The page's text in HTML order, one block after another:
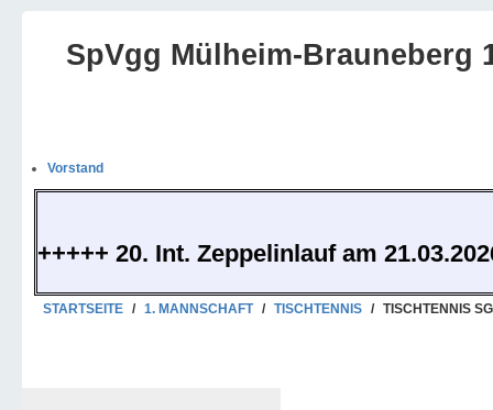
SpVgg Mülheim-Brauneberg
Vorstand
+++++ 20. Int. Zeppelinlauf am
STARTSEITE / 1. MANNSCHAFT / TISCHTENNIS / TISCHTENNIS